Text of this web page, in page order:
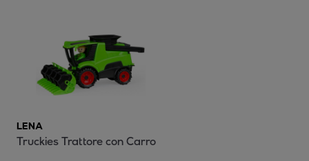
LENA
Truckies Trattore con Carro